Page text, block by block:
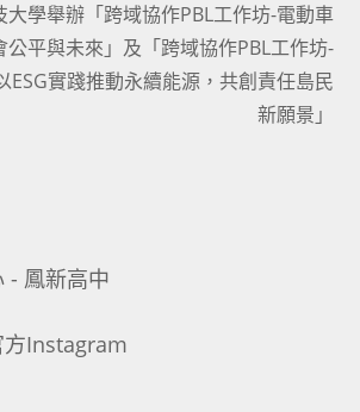
大學舉辦「跨域協作PBL工作坊-電動車
公平與未來」及「跨域協作PBL工作坊-
ESG實踐推動永續能源，共創責任島民
新願景」
- 鳳新高中
方Instagram